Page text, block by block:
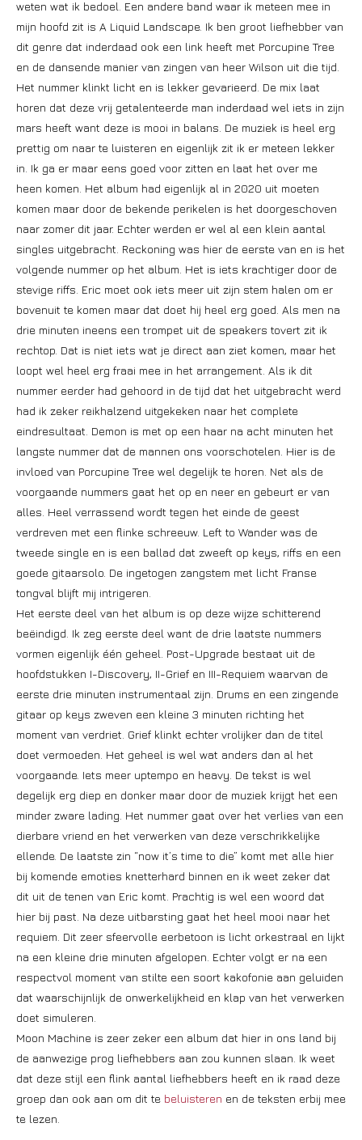
weten wat ik bedoel. Een andere band waar ik meteen mee in
mijn hoofd zit is A Liquid Landscape. Ik ben groot liefhebber van
dit genre dat inderdaad ook een link heeft met Porcupine Tree
en de dansende manier van zingen van heer Wilson uit die tijd.
Het nummer klinkt licht en is lekker gevarieerd. De mix laat
horen dat deze vrij getalenteerde man inderdaad wel iets in zijn
mars heeft want deze is mooi in balans. De muziek is heel erg
prettig om naar te luisteren en eigenlijk zit ik er meteen lekker
in. Ik ga er maar eens goed voor zitten en laat het over me
heen komen. Het album had eigenlijk al in 2020 uit moeten
komen maar door de bekende perikelen is het doorgeschoven
naar zomer dit jaar. Echter werden er wel al een klein aantal
singles uitgebracht. Reckoning was hier de eerste van en is het
volgende nummer op het album. Het is iets krachtiger door de
stevige riffs. Eric moet ook iets meer uit zijn stem halen om er
bovenuit te komen maar dat doet hij heel erg goed. Als men na
drie minuten ineens een trompet uit de speakers tovert zit ik
rechtop. Dat is niet iets wat je direct aan ziet komen, maar het
loopt wel heel erg fraai mee in het arrangement. Als ik dit
nummer eerder had gehoord in de tijd dat het uitgebracht werd
had ik zeker reikhalzend uitgekeken naar het complete
eindresultaat. Demon is met op een haar na acht minuten het
langste nummer dat de mannen ons voorschotelen. Hier is de
invloed van Porcupine Tree wel degelijk te horen. Net als de
voorgaande nummers gaat het op en neer en gebeurt er van
alles. Heel verrassend wordt tegen het einde de geest
verdreven met een flinke schreeuw. Left to Wander was de
tweede single en is een ballad dat zweeft op keys, riffs en een
goede gitaarsolo. De ingetogen zangstem met licht Franse
tongval blijft mij intrigeren.
Het eerste deel van het album is op deze wijze schitterend
beëindigd. Ik zeg eerste deel want de drie laatste nummers
vormen eigenlijk één geheel. Post-Upgrade bestaat uit de
hoofdstukken I-Discovery, II-Grief en III-Requiem waarvan de
eerste drie minuten instrumentaal zijn. Drums en een zingende
gitaar op keys zweven een kleine 3 minuten richting het
moment van verdriet. Grief klinkt echter vrolijker dan de titel
doet vermoeden. Het geheel is wel wat anders dan al het
voorgaande. Iets meer uptempo en heavy. De tekst is wel
degelijk erg diep en donker maar door de muziek krijgt het een
minder zware lading. Het nummer gaat over het verlies van een
dierbare vriend en het verwerken van deze verschrikkelijke
ellende. De laatste zin “now it’s time to die” komt met alle hier
bij komende emoties knetterhard binnen en ik weet zeker dat
dit uit de tenen van Eric komt. Prachtig is wel een woord dat
hier bij past. Na deze uitbarsting gaat het heel mooi naar het
requiem. Dit zeer sfeervolle eerbetoon is licht orkestraal en lijkt
na een kleine drie minuten afgelopen. Echter volgt er na een
respectvol moment van stilte een soort kakofonie aan geluiden
dat waarschijnlijk de onwerkelijkheid en klap van het verwerken
doet simuleren.
Moon Machine is zeer zeker een album dat hier in ons land bij
de aanwezige prog liefhebbers aan zou kunnen slaan. Ik weet
dat deze stijl een flink aantal liefhebbers heeft en ik raad deze
groep dan ook aan om dit te beluisteren en de teksten erbij mee
te lezen.